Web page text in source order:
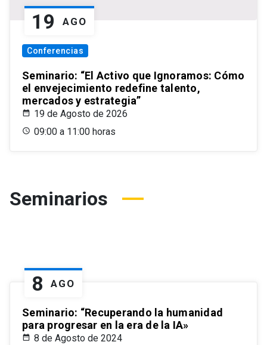
19 AGO
Conferencias
Seminario: “El Activo que Ignoramos: Cómo
el envejecimiento redefine talento,
mercados y estrategia”
19 de Agosto de 2026
09:00 a 11:00 horas
Seminarios
8 AGO
Seminario: “Recuperando la humanidad
para progresar en la era de la IA»
8 de Agosto de 2024